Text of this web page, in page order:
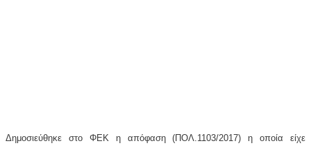
Δημοσιεύθηκε στο ΦΕΚ η απόφαση (ΠΟΛ.1103/2017) η οποία είχε